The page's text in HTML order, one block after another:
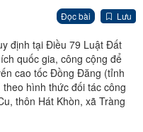
Đọc bài Lưu
định tại Điều 79 Luật Đất
quốc gia, công cộng để
cao tốc Đồng Đăng (tỉnh
hình thức đối tác công
thôn Hát Khòn, xã Tràng